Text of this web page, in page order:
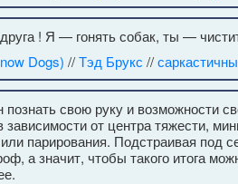
! Я — гонять собак, ты —
Dogs) //Тэд Брукс //
свою руку и возможности
зависимости от центра тяжести,
парирования. Подстраивая под
а значит, чтобы такого итога